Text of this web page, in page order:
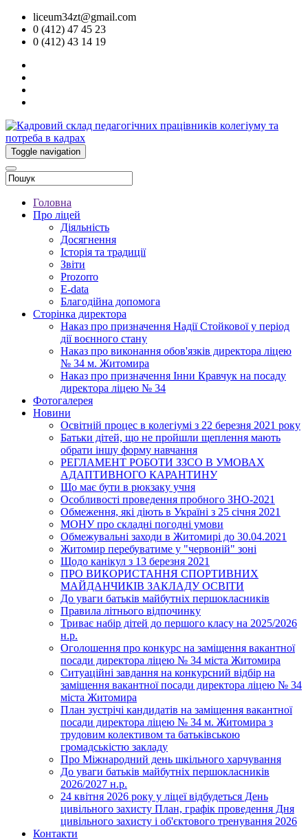
liceum34zt@gmail.com
0 (412) 47 45 23
0 (412) 43 14 19
Toggle navigation
Головна
Про ліцей
Діяльність
Досягнення
Історія та традиції
Звіти
Prozorro
E-data
Благодійна допомога
Сторінка директора
Наказ про призначення Надії Стойкової у період
дії воєнного стану
Наказ про виконання обов'язків директора ліцею
№ 34 м. Житомира
Наказ про призначення Інни Кравчук на посаду
директора ліцею № 34
Фотогалерея
Новини
Освітній процес в колегіумі з 22 березня 2021 року
Батьки дітей, що не пройшли щеплення мають
обрати іншу форму навчання
РЕГЛАМЕНТ РОБОТИ ЗЗСО В УМОВАХ
АДАПТИВНОГО КАРАНТИНУ
Що має бути в рюкзаку учня
Особливості проведення пробного ЗНО-2021
Обмеження, які діють в Україні з 25 січня 2021
МОНУ про складні погодні умови
Обмежувальні заходи в Житомирі до 30.04.2021
Житомир перебуватиме у "червоній" зоні
Щодо канікул з 13 березня 2021
ПРО ВИКОРИСТАННЯ СПОРТИВНИХ
МАЙДАНЧИКІВ ЗАКЛАДУ ОСВІТИ
До уваги батьків майбутніх першокласників
Правила літнього відпочинку
Триває набір дітей до першого класу на 2025/2026
н.р.
Оголошення про конкурс на заміщення вакантної
посади директора ліцею № 34 міста Житомира
Ситуаційні завдання на конкурсний відбір на
заміщення вакантної посади директора ліцею № 34
міста Житомира
План зустрічі кандидатів на заміщення вакантної
посади директора ліцею № 34 м. Житомира з
трудовим колективом та батьківською
громадськістю закладу
Про Міжнародний день шкільного харчування
До уваги батьків майбутніх першокласників
2026/2027 н.р.
24 квітня 2026 року у ліцеї відбудеться День
цивільного захисту План, графік проведення Дня
цивільного захисту і об'єктового тренування 2026
Контакти